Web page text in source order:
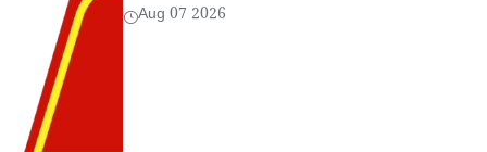
Aug 07 2026